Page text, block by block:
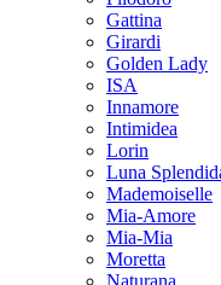
Gattina
Girardi
Golden Lady
ISA
Innamore
Intimidea
Lorin
Luna
Mademoiselle
Mia-Amore
Mia-Mia
Moretta
Naturana